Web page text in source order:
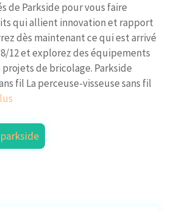
de Parkside pour vous faire
qui allient innovation et rapport
dès maintenant ce qui est arrivé
12 et explorez des équipements
de bricolage. Parkside
fil La perceuse-visseuse sans fil
parkside